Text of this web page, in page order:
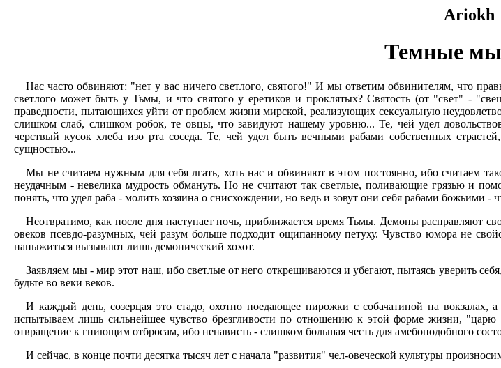
Ariokh
Темные
Нас часто обвиняют: "нет у вас ничего светлого, святого!" И мы ответим обвинителям, что
светлого может быть у Тьмы, и что святого у еретиков и проклятых? Святость (от "свет" -
праведности, пытающихся уйти от проблем жизни мирской, реализующих сексуальную
слишком слаб, слишком робок, те овцы, что завидуют нашему уровню... Те, чей удел
черствый кусок хлеба изо рта соседа. Те, чей удел быть вечными рабами собственных
сущностью...
Мы не считаем нужным для себя лгать, хоть нас и обвиняют в этом постоянно, ибо считаем
неудачным - невелика мудрость обмануть. Но не считают так светлые, поливающие грязью и
понять, что удел раба - молить хозяина о снисхождении, но ведь и зовут они себя рабами божьими
Неотвратимо, как после дня наступает ночь, приближается время Тьмы. Демоны расправляют
овеков псевдо-разумных, чей разум больше подходит ощипанному петуху. Чувство юмора не
напыжиться вызывают лишь демонический хохот.
Заявляем мы - мир этот наш, ибо светлые от него открещиваются и убегают, пытаясь уверить
будьте во веки веков.
И каждый день, созерцая это стадо, охотно поедающее пирожки с собачатиной на
испытываем лишь сильнейшее чувство брезгливости по отношению к этой форме жизни,
отвращение к гниющим отбросам, ибо ненависть - слишком большая честь для амебоподобного
И сейчас, в конце почти десятка тысяч лет с начала "развития" чел-овеческой культуры